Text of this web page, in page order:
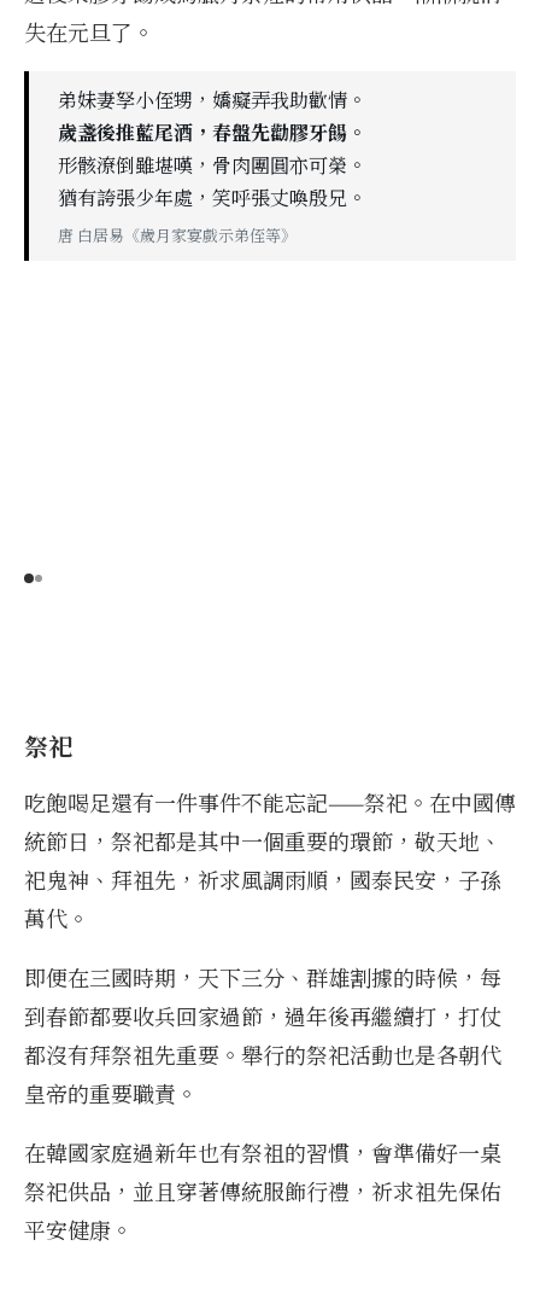
失在元旦了。
弟妹妻孥小侄甥，嬌癡弄我助歡情。
歲盞後推藍尾酒，春盤先勸膠牙餳。
形骸潦倒雖堪嘆，骨肉團圓亦可榮。
猶有誇張少年處，笑呼張丈喚殷兄。
唐 白居易《歲月家宴戲示弟侄等》
祭祀
吃飽喝足還有一件事件不能忘記——祭祀。在中國傳
統節日，祭祀都是其中一個重要的環節，敬天地、
祀鬼神、拜祖先，祈求風調雨順，國泰民安，子孫
萬代。
即便在三國時期，天下三分、群雄割據的時候，每
到春節都要收兵回家過節，過年後再繼續打，打仗
都沒有拜祭祖先重要。舉行的祭祀活動也是各朝代
皇帝的重要職責。
在韓國家庭過新年也有祭祖的習慣，會準備好一桌
祭祀供品，並且穿著傳統服飾行禮，祈求祖先保佑
平安健康。